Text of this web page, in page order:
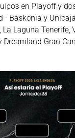
en Playoff y
- Baskonia y
Laguna Tenerife,
Gran